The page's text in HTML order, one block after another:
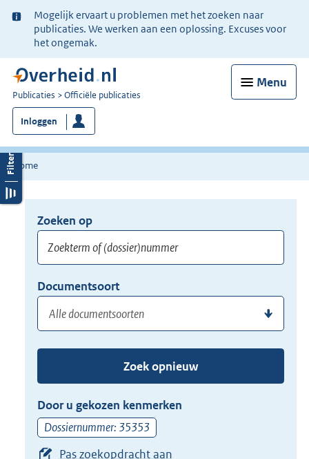
Ter
informatie:
Mogelijk ervaart u problemen met het zoeken naar
publicaties. We werken aan een oplossing. Excuses voor
het ongemak.
Menu
U
bent
nu
hier:
Publicaties Officiële publicaties
Inloggen
Home
Opnieuw
zoeken:
Zoeken op
of
(dossier)nummer
hier
uw
zoekterm
of
(dossier)nummer
in
Documentsoort
of
de
pijl
beneden
toets
Zoek opnieuw
Door u gekozen kenmerken
Dossiernummer: 35353
Pas zoekopdracht aan